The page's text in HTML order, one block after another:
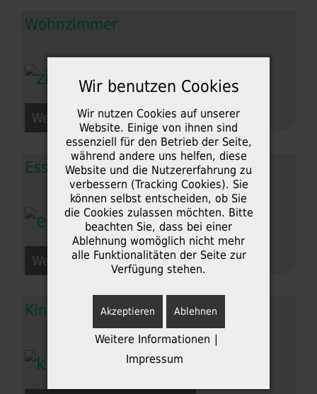
Wohnzimmer
Weiterlesen: Wohnzimmer
Esszimmer
Weiterlesen: Esszimmer
Kinderzimmer
Wir benutzen Cookies
Wir nutzen Cookies auf unserer
Website. Einige von ihnen sind
essenziell für den Betrieb der Seite,
während andere uns helfen, diese
Website und die Nutzererfahrung zu
verbessern (Tracking Cookies). Sie
können selbst entscheiden, ob Sie
die Cookies zulassen möchten. Bitte
beachten Sie, dass bei einer
Ablehnung womöglich nicht mehr
alle Funktionalitäten der Seite zur
Verfügung stehen.
Akzeptieren Ablehnen
Weitere Informationen |
Impressum